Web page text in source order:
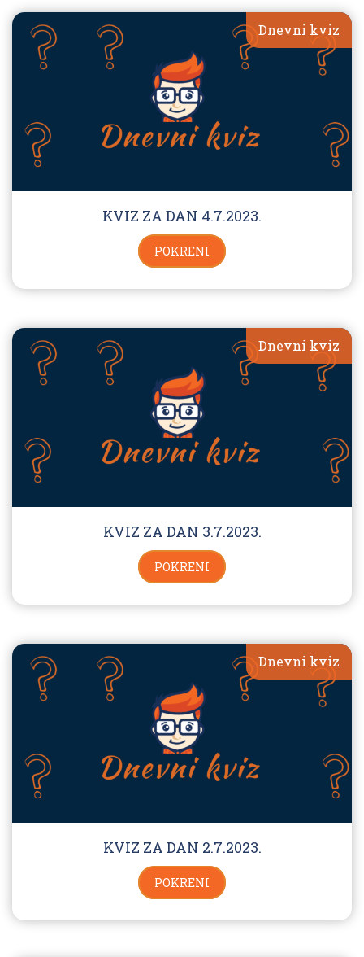
Dnevni kviz
KVIZ ZA DAN 4.7.2023.
POKRENI
Dnevni kviz
KVIZ ZA DAN 3.7.2023.
POKRENI
Dnevni kviz
KVIZ ZA DAN 2.7.2023.
POKRENI